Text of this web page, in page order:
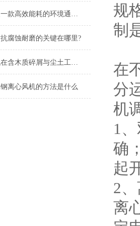
引风机是一款高效能耗的环境通风设备
腐蚀耐磨的关键在哪里?
离心风机在含木质碎屑与尘土工况下的高效应用解析
离心风机的方法是什么
规
制
在
分
机
1
确
起
2
离